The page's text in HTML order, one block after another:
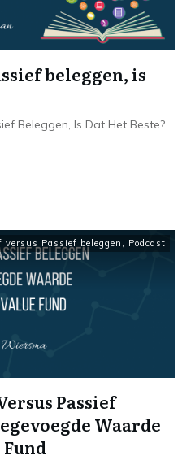
beleggen, is
Beleggen, Is Dat Het Beste?
versus Passief beleggen , Podcast
Passief
Waarde